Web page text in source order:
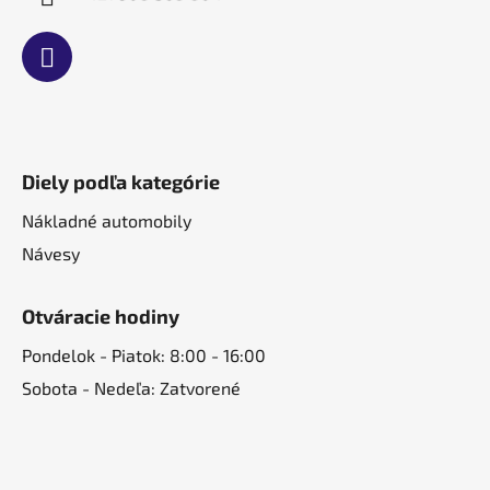
Diely podľa kategórie
Nákladné automobily
Návesy
Otváracie hodiny
Pondelok - Piatok: 8:00 - 16:00
Sobota - Nedeľa: Zatvorené